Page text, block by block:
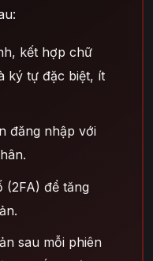
kết hợp chữ
ký tự đặc biệt, ít
đăng nhập với
(2FA) để tăng
sau mỗi phiên